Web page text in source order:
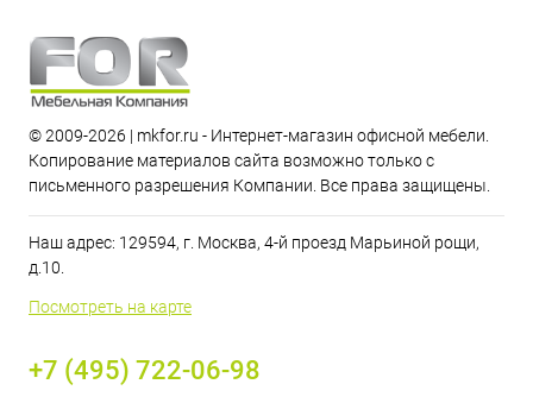
© 2009-2026 | mkfor.ru - Интернет-магазин офисной мебели.
Копирование материалов сайта возможно только с
письменного разрешения Компании. Все права защищены.
Наш адрес: 129594, г. Москва, 4-й проезд Марьиной рощи,
д.10.
Посмотреть на карте
+7 (495) 722-06-98